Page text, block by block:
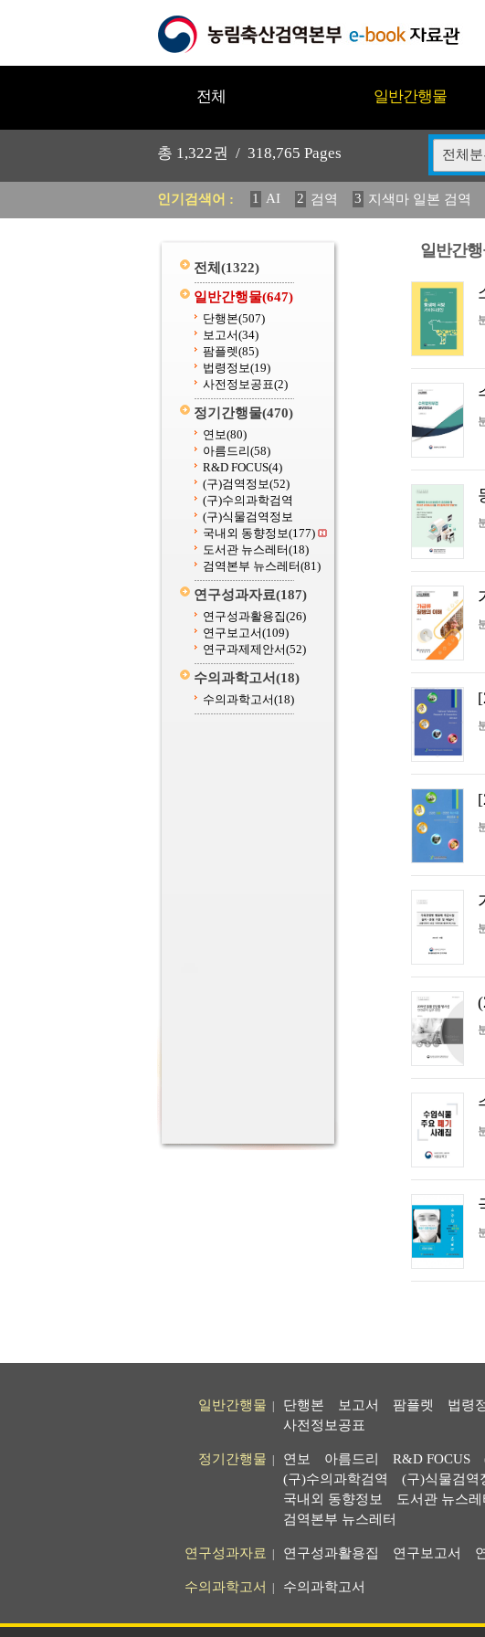
전체 일반간행물
총 1,322권 / 318,765 Pages 전체
인기검색어 : 1 AI 2 검역 3 지색마 일본 검역
11 2025 12 중독성 식물 도감 13
전체 (1322)
일반간행물(647)
단행본(507)
보고서(34)
팜플렛(85)
법령정보(19)
사전정보공표(2)
정기간행물(470)
연보(80)
아름드리(58)
R&D FOCUS(4)
(구)검역정보(52)
(구)수의과학검역
(구)식물검역정보
국내외 동향정보(177)
도서관 뉴스레터(18)
검역본부 뉴스레터(81)
연구성과자료(187)
연구성과활용집(26)
연구보고서(109)
연구과제제안서(52)
수의과학고서(18)
수의과학고서(18)
일반간
일반간행물 단행본 보고서 팜플렛
법령
사전정보공표
정기간행물 연보 아름드리 R&D FOCUS
(구)수의과학검역
(구)식물검역
국내외 동향정보
도서관 뉴스레
검역본부 뉴스레터
연구성과자료 연구성과활용집 연구보고서
수의과학고서 수의과학고서